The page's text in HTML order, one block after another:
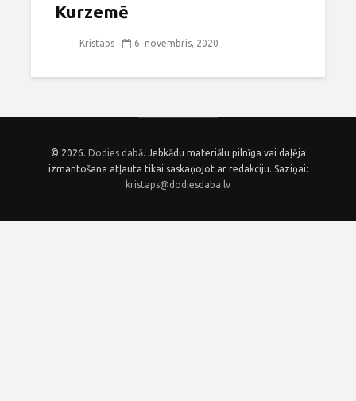
Kurzemē
Kristaps 6. novembris, 2020
© 2026. Dodies dabā. Jebkādu materiālu pilnīga vai daļēja
izmantošana atļauta tikai saskaņojot ar redakciju. Saziņai:
kristaps@dodiesdaba.lv